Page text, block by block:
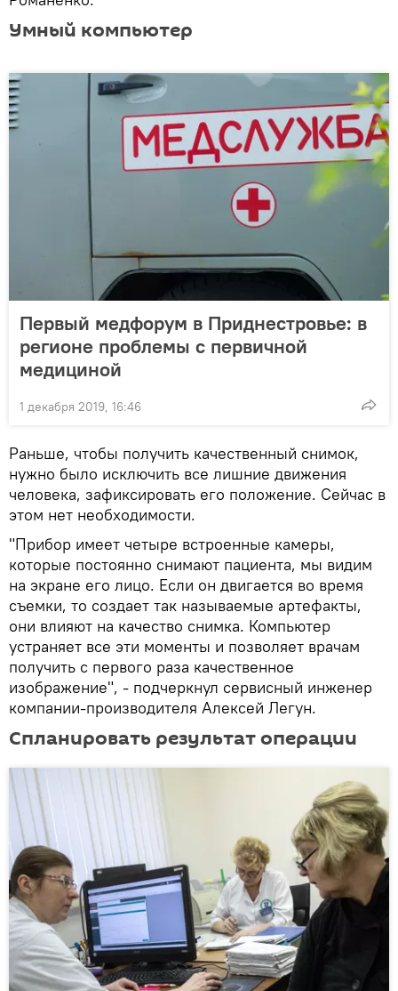
Умный компьютер
Первый медфорум в Приднестровье: в
регионе проблемы с первичной
медициной
1 декабря 2019, 16:46
Раньше, чтобы получить качественный снимок,
нужно было исключить все лишние движения
человека, зафиксировать его положение. Сейчас в
этом нет необходимости.
"Прибор имеет четыре встроенные камеры,
которые постоянно снимают пациента, мы видим
на экране его лицо. Если он двигается во время
съемки, то создает так называемые артефакты,
они влияют на качество снимка. Компьютер
устраняет все эти моменты и позволяет врачам
получить с первого раза качественное
изображение", - подчеркнул сервисный инженер
компании-производителя Алексей Легун.
Спланировать результат операции